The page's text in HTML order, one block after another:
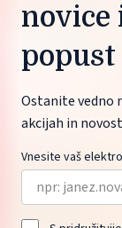
novice
Ostanite vedno
akcijah in
Vnesite vaš